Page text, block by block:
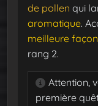
de pollen qui
aromatique.
meilleure
rang 2.
Attention,
première